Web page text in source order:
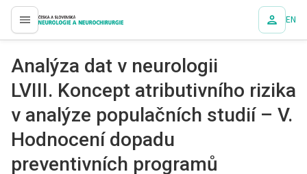
proLékaře.cz EN
Analýza dat v neurologii
LVIII. Koncept atributivního rizika
v analýze populačních studií – V.
Hodnocení dopadu
preventivních programů